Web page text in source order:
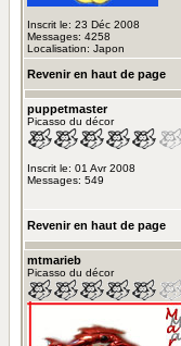
Inscrit le: 23 Déc 2008
Messages: 4258
Localisation: Japon
Revenir en haut de page
puppetmaster
Picasso du décor
Inscrit le: 01 Avr 2008
Messages: 549
Revenir en haut de page
mtmarieb
Picasso du décor